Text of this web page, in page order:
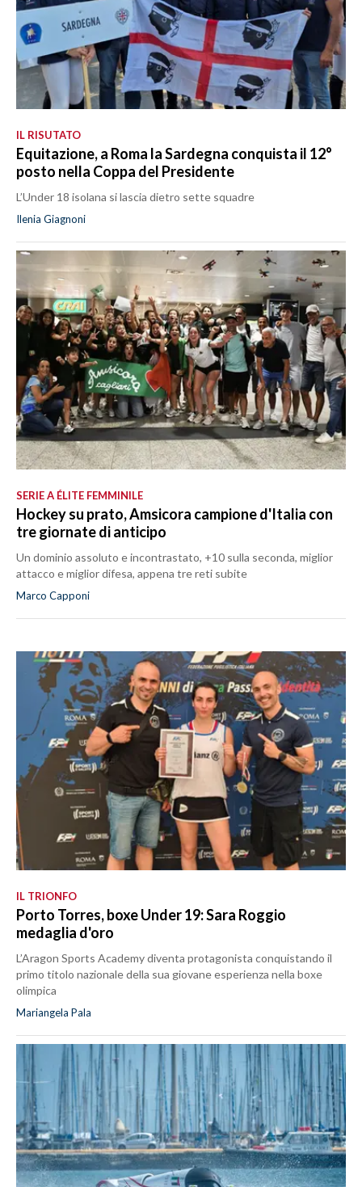
IL RISUTATO
Equitazione, a Roma la Sardegna conquista il 12°
posto nella Coppa del Presidente
L’Under 18 isolana si lascia dietro sette squadre
Ilenia Giagnoni
SERIE A ÉLITE FEMMINILE
Hockey su prato, Amsicora campione d'Italia con
tre giornate di anticipo
Un dominio assoluto e incontrastato, +10 sulla seconda, miglior
attacco e miglior difesa, appena tre reti subite
Marco Capponi
IL TRIONFO
Porto Torres, boxe Under 19: Sara Roggio
medaglia d'oro
L’Aragon Sports Academy diventa protagonista conquistando il
primo titolo nazionale della sua giovane esperienza nella boxe
olimpica
Mariangela Pala